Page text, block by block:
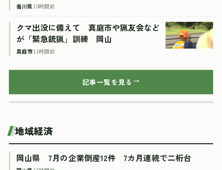
香川県10時間前
クマ出没に備えて 真庭市や猟友会など
が「緊急銃猟」訓練 岡山
真庭市11時間前
記事一覧を見る
地域経済
岡山県 7月の企業倒産12件 7カ月連続で二桁台